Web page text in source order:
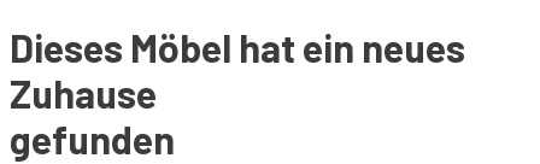
Dieses Möbel hat ein neues
Zuhause
gefunden